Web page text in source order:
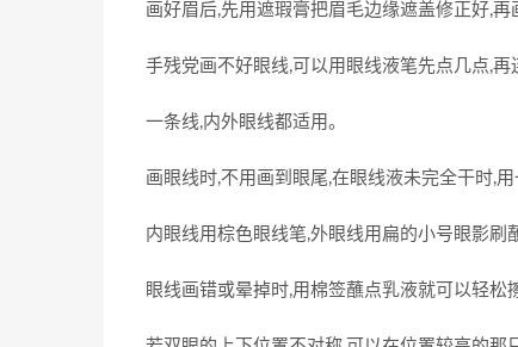
画好眉后,先用遮瑕膏把眉毛边缘遮盖修正好,再
手残党画不好眼线,可以用眼线液笔先点几点,再
一条线,内外眼线都适用。
画眼线时,不用画到眼尾,在眼线液未完全干时,
内眼线用棕色眼线笔,外眼线用扁的小号眼影刷
眼线画错或晕掉时,用棉签蘸点乳液就可以轻松